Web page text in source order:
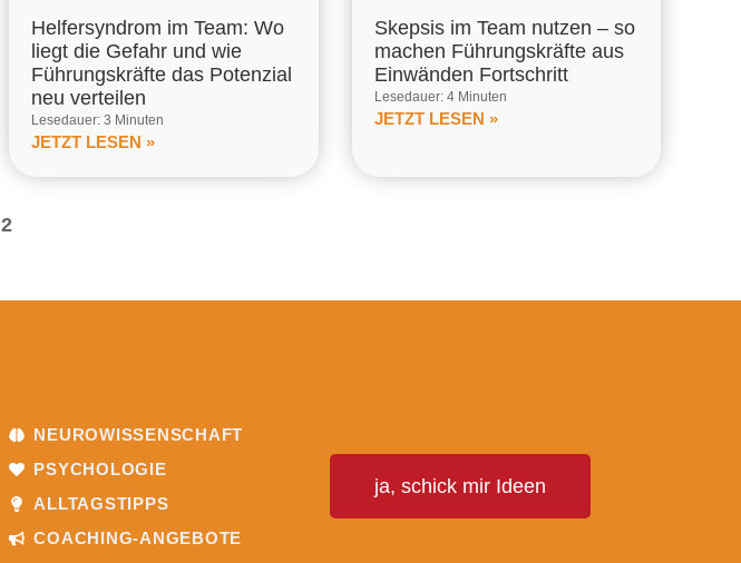
Helfersyndrom im Team: Wo
liegt die Gefahr und wie
Führungskräfte das Potenzial
neu verteilen
Lesedauer: 3 Minuten
JETZT LESEN »
Skepsis im Team nutzen – so
machen Führungskräfte aus
Einwänden Fortschritt
Lesedauer: 4 Minuten
JETZT LESEN »
2
NEUROWISSENSCHAFT
PSYCHOLOGIE
ALLTAGSTIPPS
COACHING-ANGEBOTE
ja, schick mir Ideen